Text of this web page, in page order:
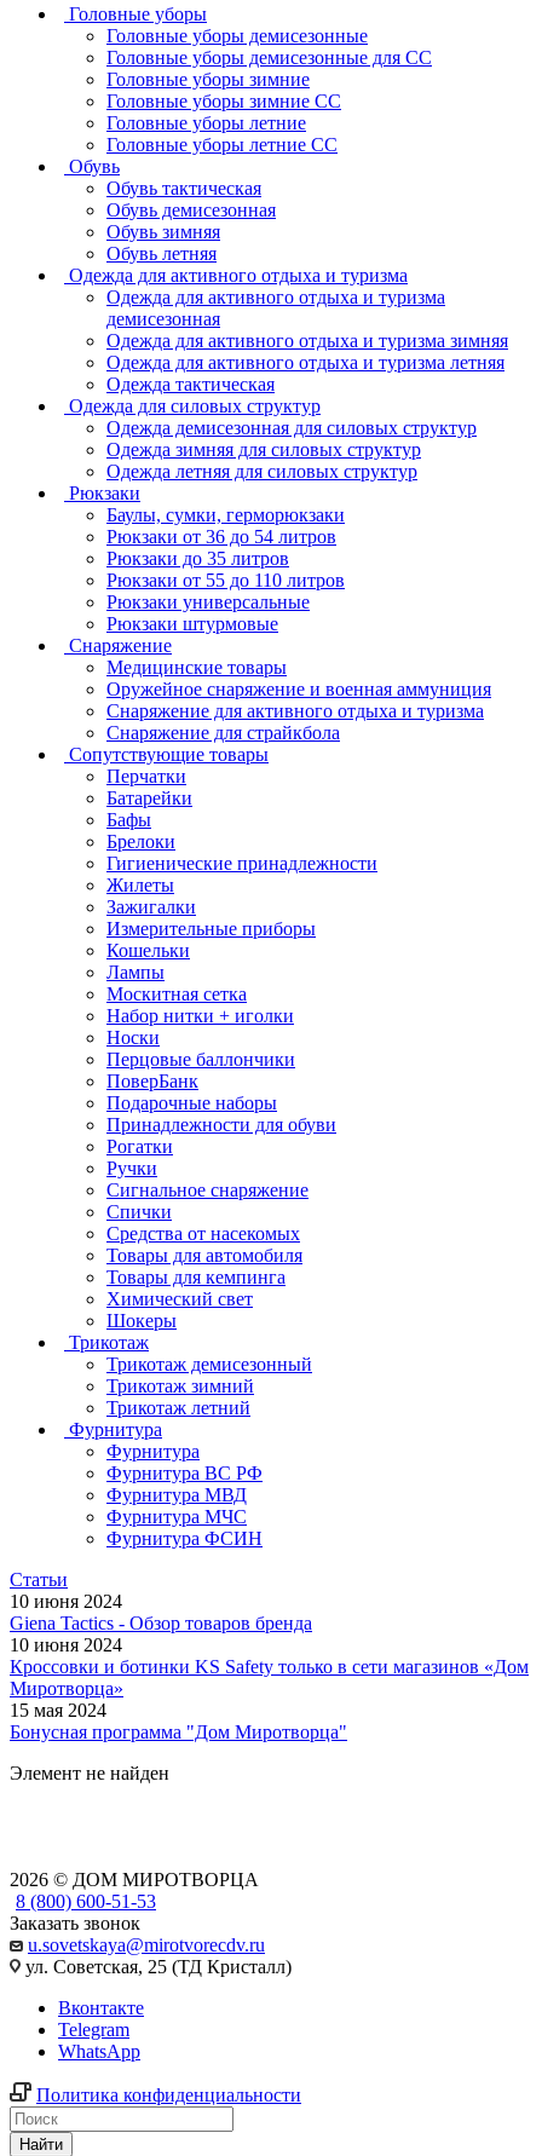
Головные уборы
Головные уборы демисезонные
Головные уборы демисезонные для СС
Головные уборы зимние
Головные уборы зимние СС
Головные уборы летние
Головные уборы летние СС
Обувь
Обувь тактическая
Обувь демисезонная
Обувь зимняя
Обувь летняя
Одежда для активного отдыха и туризма
Одежда для активного отдыха и туризма
демисезонная
Одежда для активного отдыха и туризма зимняя
Одежда для активного отдыха и туризма летняя
Одежда тактическая
Одежда для силовых структур
Одежда демисезонная для силовых структур
Одежда зимняя для силовых структур
Одежда летняя для силовых структур
Рюкзаки
Баулы, сумки, герморюкзаки
Рюкзаки от 36 до 54 литров
Рюкзаки до 35 литров
Рюкзаки от 55 до 110 литров
Рюкзаки универсальные
Рюкзаки штурмовые
Снаряжение
Медицинские товары
Оружейное снаряжение и военная аммуниция
Снаряжение для активного отдыха и туризма
Снаряжение для страйкбола
Сопутствующие товары
Перчатки
Батарейки
Бафы
Брелоки
Гигиенические принадлежности
Жилеты
Зажигалки
Измерительные приборы
Кошельки
Лампы
Москитная сетка
Набор нитки + иголки
Носки
Перцовые баллончики
ПоверБанк
Подарочные наборы
Принадлежности для обуви
Рогатки
Ручки
Сигнальное снаряжение
Спички
Средства от насекомых
Товары для автомобиля
Товары для кемпинга
Химический свет
Шокеры
Трикотаж
Трикотаж демисезонный
Трикотаж зимний
Трикотаж летний
Фурнитура
Фурнитура
Фурнитура ВС РФ
Фурнитура МВД
Фурнитура МЧС
Фурнитура ФСИН
Статьи
10 июня 2024
Giena Tactics - Обзор товаров бренда
10 июня 2024
Кроссовки и ботинки KS Safety только в сети магазинов «Дом
Миротворца»
15 мая 2024
Бонусная программа "Дом Миротворца"
Элемент не найден
2026 © ДОМ МИРОТВОРЦА
8 (800) 600-51-53
Заказать звонок
u.sovetskaya@mirotvorecdv.ru
ул. Советская, 25 (ТД Кристалл)
Вконтакте
Telegram
WhatsApp
Политика конфиденциальности
Найти